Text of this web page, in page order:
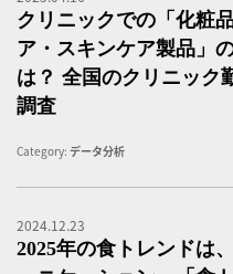
クリニックでの「化粧
ア・スキンケア製品」
は？ 全国のクリニック
調査
Category: データ分析
2024.12.23
2025年の食トレンドは